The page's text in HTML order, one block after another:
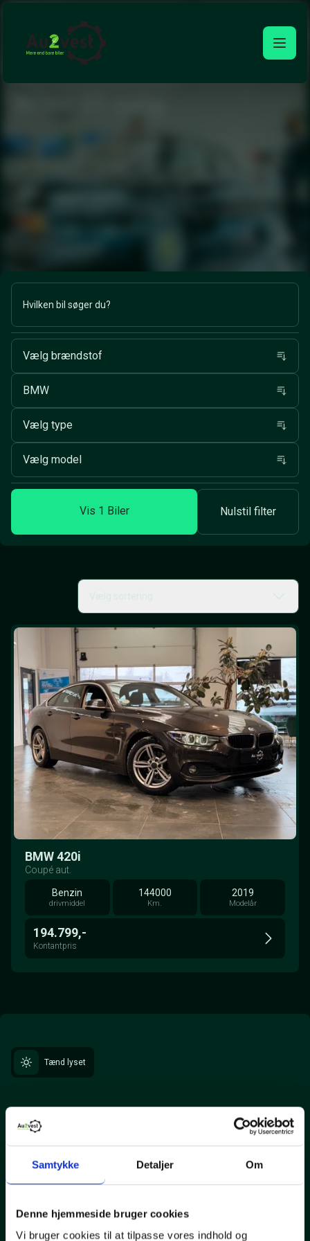
Samtykke Detaljer Om
Denne hjemmeside bruger cookies
Vi bruger cookies til at tilpasse vores indhold og
gerne med at skaffe den gennem vores store netværk i
Vælg brændstof
BMW
Vælg type
Vælg model
Vis 1 Biler Nulstil filter
Vælg sortering
BMW 420i
Coupé aut.
Benzin
drivmiddel
144000
Km.
2019
Modelår
194.799,-
Kontantpris
Tænd lyset
kundeservice og en kvalitet i arbejdet, der er i top - samtidig er
prisen på service og reparationer langt under
mærkeværkstedernes pris.